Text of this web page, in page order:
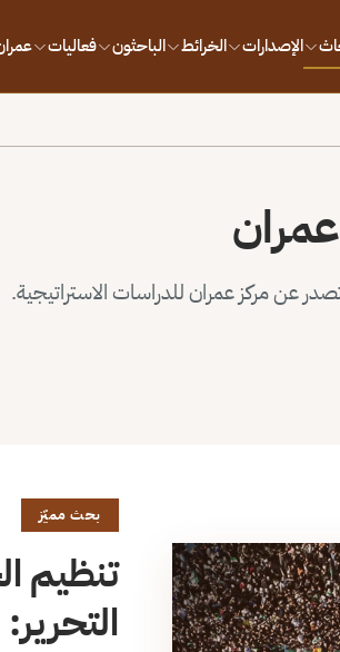
الإصدارات الخرائط الباحثون فعاليات
عن مركز عمران للدراسات الاستراتيجية.
بحث مميّز
تنظيم